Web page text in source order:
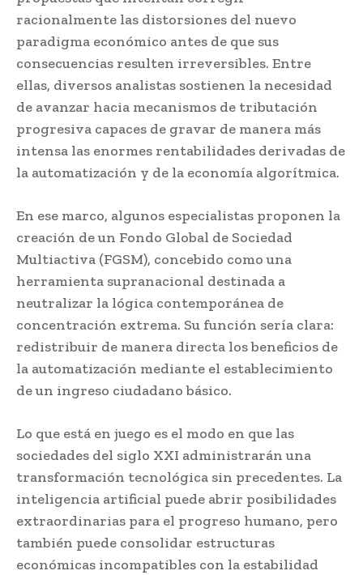
racionalmente las distorsiones del nuevo
paradigma económico antes de que sus
consecuencias resulten irreversibles. Entre
ellas, diversos analistas sostienen la necesidad
de avanzar hacia mecanismos de tributación
progresiva capaces de gravar de manera más
intensa las enormes rentabilidades derivadas de
la automatización y de la economía algorítmica.
En ese marco, algunos especialistas proponen la
creación de un Fondo Global de Sociedad
Multiactiva (FGSM), concebido como una
herramienta supranacional destinada a
neutralizar la lógica contemporánea de
concentración extrema. Su función sería clara:
redistribuir de manera directa los beneficios de
la automatización mediante el establecimiento
de un ingreso ciudadano básico.
Lo que está en juego es el modo en que las
sociedades del siglo XXI administrarán una
transformación tecnológica sin precedentes. La
inteligencia artificial puede abrir posibilidades
extraordinarias para el progreso humano, pero
también puede consolidar estructuras
económicas incompatibles con la estabilidad